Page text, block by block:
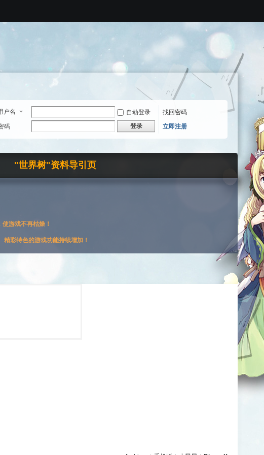
户名 自动登录
找回密码
码
登录 立即注册
"世界树"资料导引页
游戏不再枯燥！
精彩特色的游戏功能持续增加！